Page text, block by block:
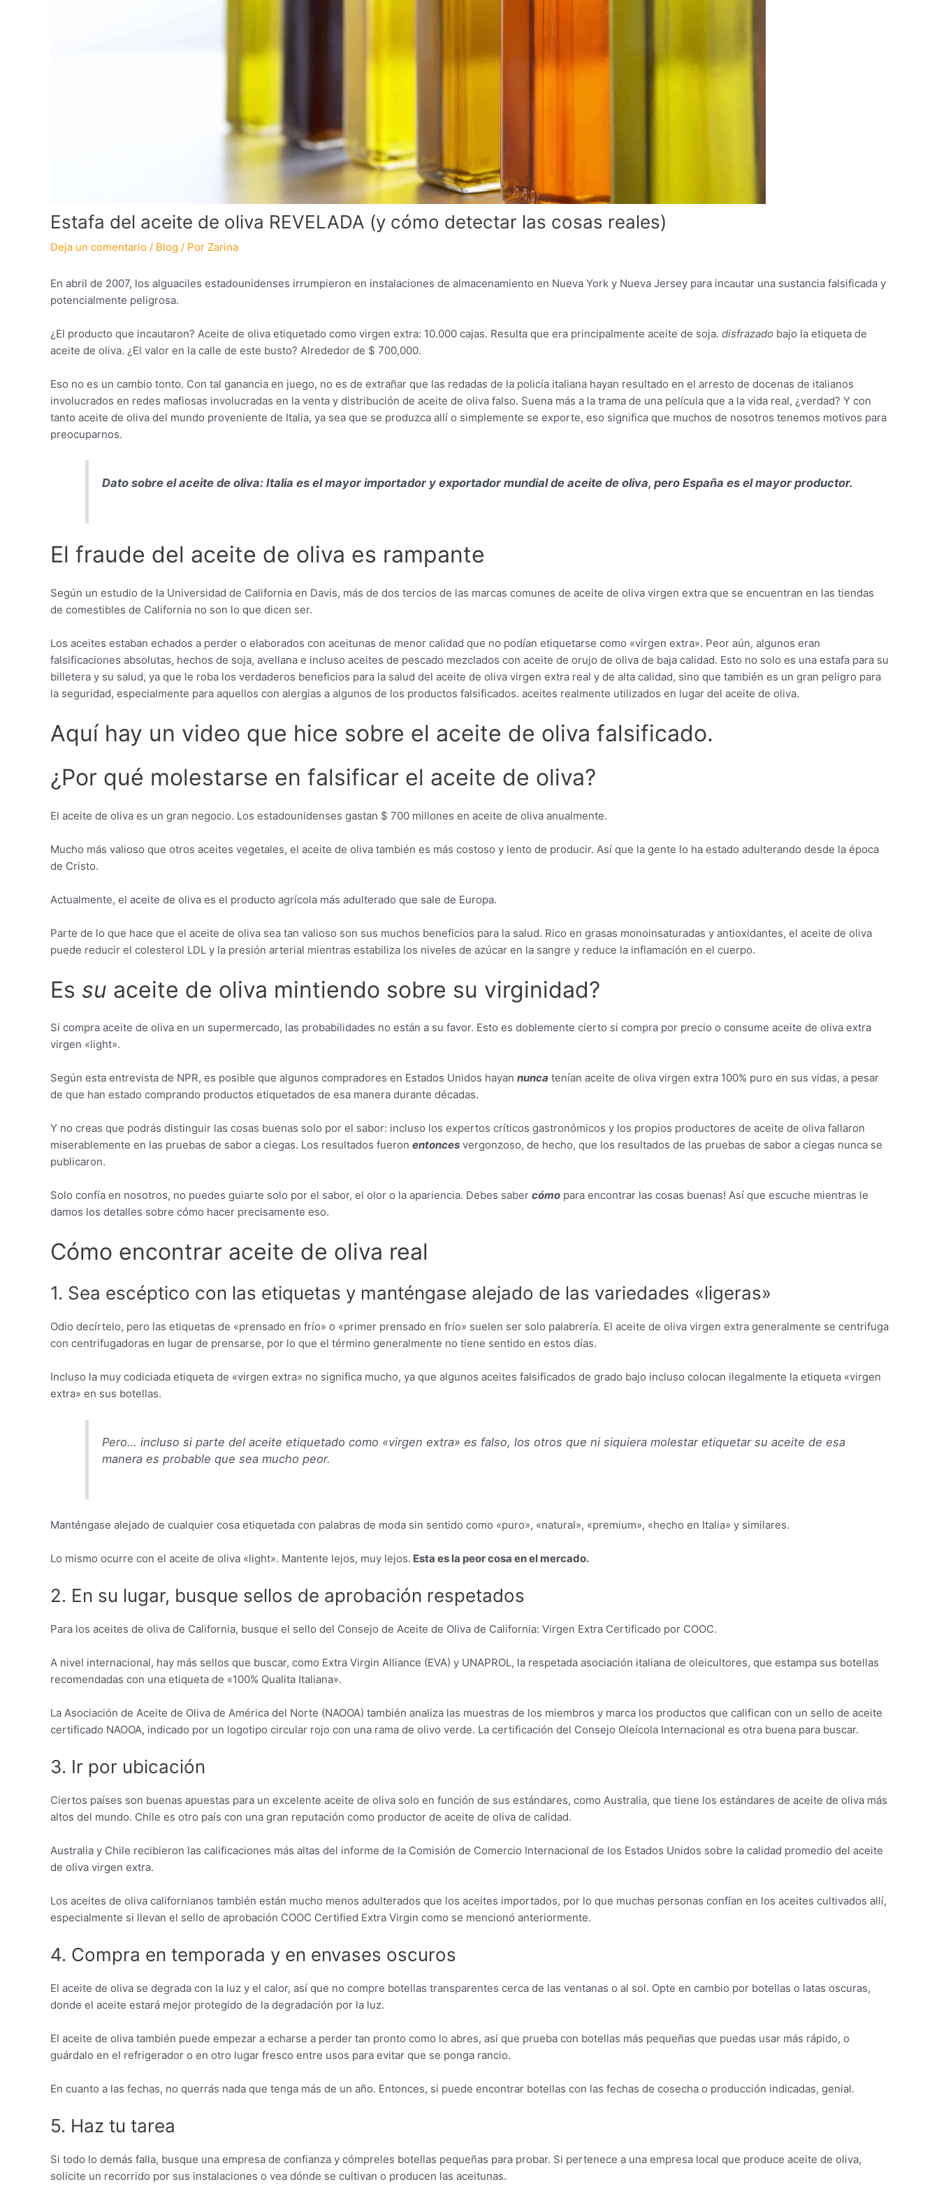
Estafa del aceite de oliva REVELADA (y cómo detectar las cosas reales)
Deja un comentario / Blog / Por Zarina
En abril de 2007, los alguaciles estadounidenses irrumpieron en instalaciones de almacenamiento en Nueva York y Nueva Jersey para incautar una sustancia falsificada y
potencialmente peligrosa.
¿El producto que incautaron? Aceite de oliva etiquetado como virgen extra: 10.000 cajas. Resulta que era principalmente aceite de soja. disfrazado bajo la etiqueta de
aceite de oliva. ¿El valor en la calle de este busto? Alrededor de $ 700,000.
Eso no es un cambio tonto. Con tal ganancia en juego, no es de extrañar que las redadas de la policía italiana hayan resultado en el arresto de docenas de italianos
involucrados en redes mafiosas involucradas en la venta y distribución de aceite de oliva falso. Suena más a la trama de una película que a la vida real, ¿verdad? Y con
tanto aceite de oliva del mundo proveniente de Italia, ya sea que se produzca allí o simplemente se exporte, eso significa que muchos de nosotros tenemos motivos para
preocuparnos.
Dato sobre el aceite de oliva: Italia es el mayor importador y exportador mundial de aceite de oliva, pero España es el mayor productor.
El fraude del aceite de oliva es rampante
Según un estudio de la Universidad de California en Davis, más de dos tercios de las marcas comunes de aceite de oliva virgen extra que se encuentran en las tiendas
de comestibles de California no son lo que dicen ser.
Los aceites estaban echados a perder o elaborados con aceitunas de menor calidad que no podían etiquetarse como «virgen extra». Peor aún, algunos eran
falsificaciones absolutas, hechos de soja, avellana e incluso aceites de pescado mezclados con aceite de orujo de oliva de baja calidad. Esto no solo es una estafa para su
billetera y su salud, ya que le roba los verdaderos beneficios para la salud del aceite de oliva virgen extra real y de alta calidad, sino que también es un gran peligro para
la seguridad, especialmente para aquellos con alergias a algunos de los productos falsificados. aceites realmente utilizados en lugar del aceite de oliva.
Aquí hay un video que hice sobre el aceite de oliva falsificado.
¿Por qué molestarse en falsificar el aceite de oliva?
El aceite de oliva es un gran negocio. Los estadounidenses gastan $ 700 millones en aceite de oliva anualmente.
Mucho más valioso que otros aceites vegetales, el aceite de oliva también es más costoso y lento de producir. Así que la gente lo ha estado adulterando desde la época
de Cristo.
Actualmente, el aceite de oliva es el producto agrícola más adulterado que sale de Europa.
Parte de lo que hace que el aceite de oliva sea tan valioso son sus muchos beneficios para la salud. Rico en grasas monoinsaturadas y antioxidantes, el aceite de oliva
puede reducir el colesterol LDL y la presión arterial mientras estabiliza los niveles de azúcar en la sangre y reduce la inflamación en el cuerpo.
Es su aceite de oliva mintiendo sobre su virginidad?
Si compra aceite de oliva en un supermercado, las probabilidades no están a su favor. Esto es doblemente cierto si compra por precio o consume aceite de oliva extra
virgen «light».
Según esta entrevista de NPR, es posible que algunos compradores en Estados Unidos hayan nunca tenían aceite de oliva virgen extra 100% puro en sus vidas, a pesar
de que han estado comprando productos etiquetados de esa manera durante décadas.
Y no creas que podrás distinguir las cosas buenas solo por el sabor: incluso los expertos críticos gastronómicos y los propios productores de aceite de oliva fallaron
miserablemente en las pruebas de sabor a ciegas. Los resultados fueron entonces vergonzoso, de hecho, que los resultados de las pruebas de sabor a ciegas nunca se
publicaron.
Solo confía en nosotros, no puedes guiarte solo por el sabor, el olor o la apariencia. Debes saber cómo para encontrar las cosas buenas! Así que escuche mientras le
damos los detalles sobre cómo hacer precisamente eso.
Cómo encontrar aceite de oliva real
1. Sea escéptico con las etiquetas y manténgase alejado de las variedades «ligeras»
Odio decírtelo, pero las etiquetas de «prensado en frío» o «primer prensado en frío» suelen ser solo palabrería. El aceite de oliva virgen extra generalmente se centrifuga
con centrifugadoras en lugar de prensarse, por lo que el término generalmente no tiene sentido en estos días.
Incluso la muy codiciada etiqueta de «virgen extra» no significa mucho, ya que algunos aceites falsificados de grado bajo incluso colocan ilegalmente la etiqueta «virgen
extra» en sus botellas.
Pero… incluso si parte del aceite etiquetado como «virgen extra» es falso, los otros que ni siquieramolestaretiquetar su aceite de esa
manera es probable que sea mucho peor.
Manténgase alejado de cualquier cosa etiquetada con palabras de moda sin sentido como «puro», «natural», «premium», «hecho en Italia» y similares.
Lo mismo ocurre con el aceite de oliva «light». Mantente lejos, muy lejos. Esta es la peor cosa en el mercado.
2. En su lugar, busque sellos de aprobación respetados
Para los aceites de oliva de California, busque el sello del Consejo de Aceite de Oliva de California: Virgen Extra Certificado por COOC.
A nivel internacional, hay más sellos que buscar, como Extra Virgin Alliance (EVA) y UNAPROL, la respetada asociación italiana de oleicultores, que estampa sus botellas
recomendadas con una etiqueta de «100% Qualita Italiana».
La Asociación de Aceite de Oliva de América del Norte (NAOOA) también analiza las muestras de los miembros y marca los productos que califican con un sello de aceite
certificado NAOOA, indicado por un logotipo circular rojo con una rama de olivo verde. La certificación del Consejo Oleícola Internacional es otra buena para buscar.
3. Ir por ubicación
Ciertos países son buenas apuestas para un excelente aceite de oliva solo en función de sus estándares, como Australia, que tiene los estándares de aceite de oliva más
altos del mundo. Chile es otro país con una gran reputación como productor de aceite de oliva de calidad.
Australia y Chile recibieron las calificaciones más altas del informe de la Comisión de Comercio Internacional de los Estados Unidos sobre la calidad promedio del aceite
de oliva virgen extra.
Los aceites de oliva californianos también están mucho menos adulterados que los aceites importados, por lo que muchas personas confían en los aceites cultivados allí,
especialmente si llevan el sello de aprobación COOC Certified Extra Virgin como se mencionó anteriormente.
4. Compra en temporada y en envases oscuros
El aceite de oliva se degrada con la luz y el calor, así que no compre botellas transparentes cerca de las ventanas o al sol. Opte en cambio por botellas o latas oscuras,
donde el aceite estará mejor protegido de la degradación por la luz.
El aceite de oliva también puede empezar a echarse a perder tan pronto como lo abres, así que prueba con botellas más pequeñas que puedas usar más rápido, o
guárdalo en el refrigerador o en otro lugar fresco entre usos para evitar que se ponga rancio.
En cuanto a las fechas, no querrás nada que tenga más de un año. Entonces, si puede encontrar botellas con las fechas de cosecha o producción indicadas, genial.
5. Haz tu tarea
Si todo lo demás falla, busque una empresa de confianza y cómpreles botellas pequeñas para probar. Si pertenece a una empresa local que produce aceite de oliva,
solicite un recorrido por sus instalaciones o vea dónde se cultivan o producen las aceitunas.